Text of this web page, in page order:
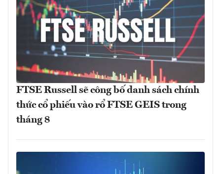
FTSE Russell sẽ công bố danh sách chính
thức cổ phiếu vào rổ FTSE GEIS trong
tháng 8